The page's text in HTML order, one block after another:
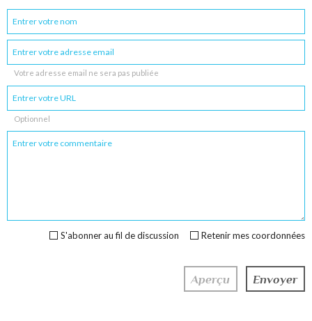
Votre adresse email ne sera pas publiée
Optionnel
Retenir mes coordonnées
S'abonner au fil de discussion